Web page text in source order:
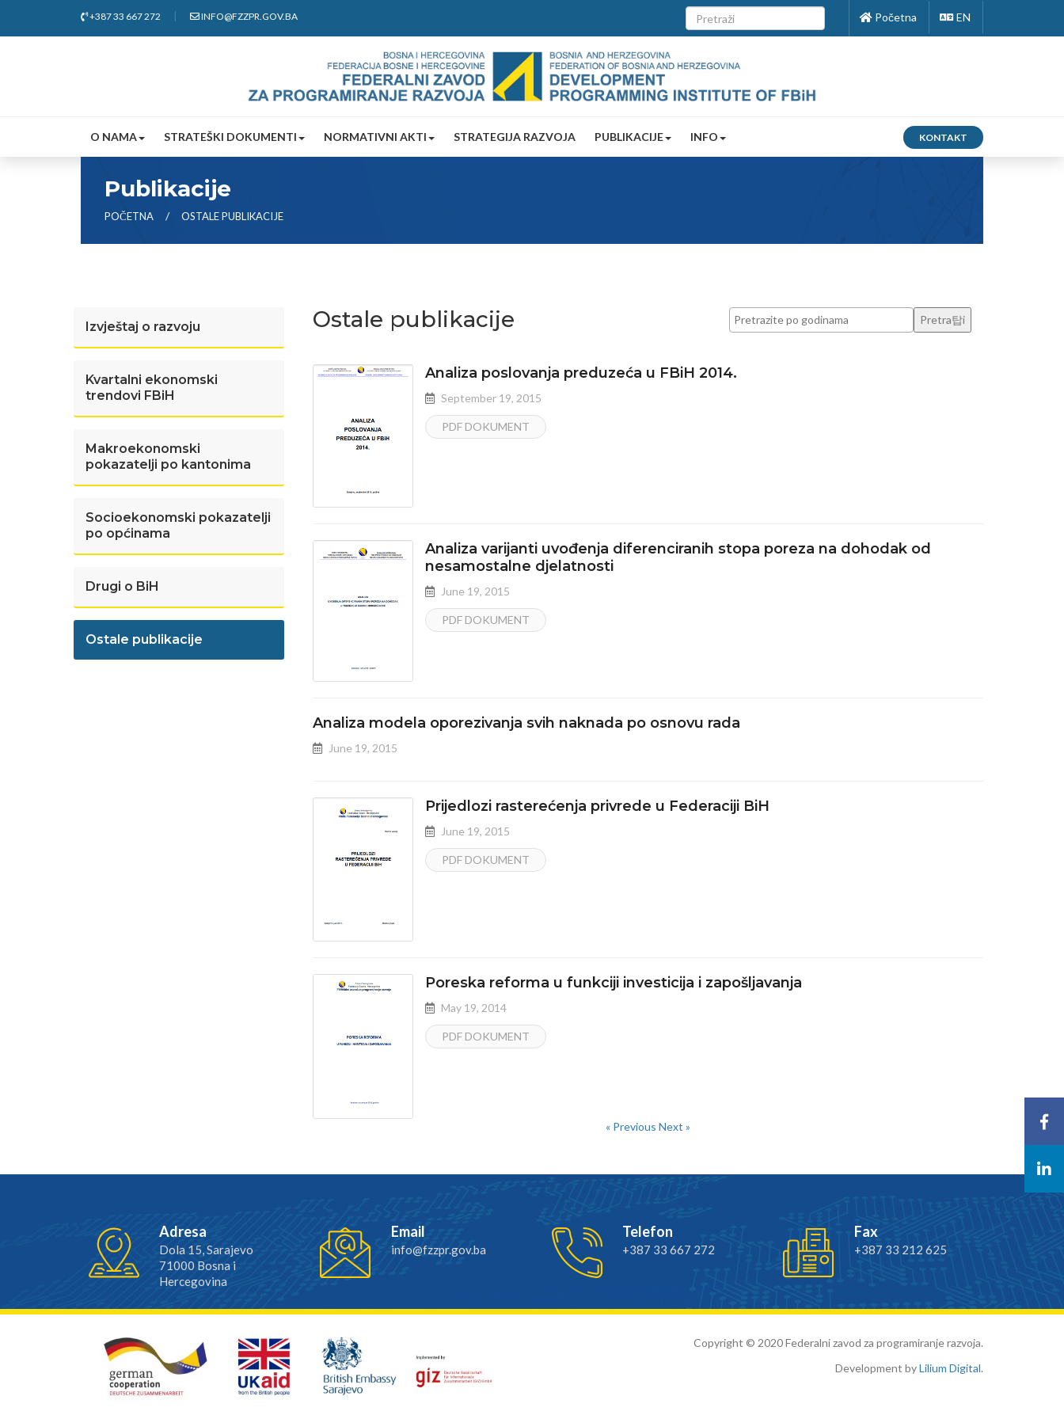
+387 33 667 272 INFO@FZZPR.GOV.BA Početna EN
O NAMA STRATEŠKI DOKUMENTI NORMATIVNI AKTI STRATEGIJA RAZVOJA PUBLIKACIJE INFO KONTAKT
Publikacije
POČETNA OSTALE PUBLIKACIJE
Izvještaj o razvoju
Kvartalni ekonomski
trendovi FBiH
Makroekonomski
pokazatelji po kantonima
Socioekonomski pokazatelji
po općinama
Drugi o BiH
Ostale publikacije
Ostale publikacije
Analiza poslovanja preduzeća u FBiH 2014.
September 19, 2015
PDF DOKUMENT
Analiza varijanti uvođenja diferenciranih stopa poreza na dohodak od
nesamostalne djelatnosti
June 19, 2015
PDF DOKUMENT
Analiza modela oporezivanja svih naknada po osnovu rada
June 19, 2015
Prijedlozi rasterećenja privrede u Federaciji BiH
June 19, 2015
PDF DOKUMENT
Poreska reforma u funkciji investicija i zapošljavanja
May 19, 2014
PDF DOKUMENT
« Previous Next »
Adresa
Dola 15, Sarajevo
71000 Bosna i
Hercegovina
Email
info@fzzpr.gov.ba
Telefon
+387 33 667 272
Fax
+387 33 212 625
Copyright © 2020 Federalni zavod za programiranje razvoja.
Development byLilium Digital.